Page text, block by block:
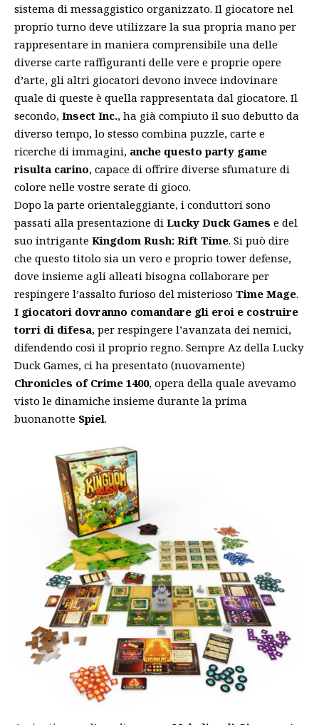
sistema di messaggistico organizzato. Il giocatore nel
proprio turno deve utilizzare la sua propria mano per
rappresentare in maniera comprensibile una delle
diverse carte raffiguranti delle vere e proprie opere
d’arte, gli altri giocatori devono invece indovinare
quale di queste è quella rappresentata dal giocatore. Il
secondo, Insect Inc., ha già compiuto il suo debutto da
diverso tempo, lo stesso combina puzzle, carte e
ricerche di immagini, anche questo party game
risulta carino, capace di offrire diverse sfumature di
colore nelle vostre serate di gioco.
Dopo la parte orientaleggiante, i conduttori sono
passati alla presentazione di Lucky Duck Games e del
suo intrigante Kingdom Rush: Rift Time. Si può dire
che questo titolo sia un vero e proprio tower defense,
dove insieme agli alleati bisogna collaborare per
respingere l’assalto furioso del misterioso Time Mage.
I giocatori dovranno comandare gli eroi e costruire
torri di difesa, per respingere l’avanzata dei nemici,
difendendo così il proprio regno. Sempre Az della Lucky
Duck Games, ci ha presentato (nuovamente)
Chronicles of Crime 1400, opera della quale avevamo
visto le dinamiche insieme durante la prima
buonanotte Spiel.